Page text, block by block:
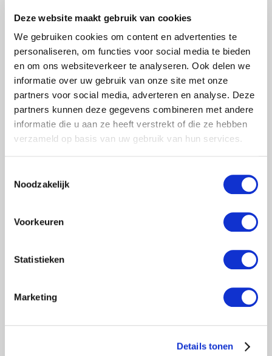
Deze website maakt gebruik van cookies
We gebruiken cookies om content en advertenties te
personaliseren, om functies voor social media te bieden
en om ons websiteverkeer te analyseren. Ook delen we
informatie over uw gebruik van onze site met onze
partners voor social media, adverteren en analyse. Deze
partners kunnen deze gegevens combineren met andere
informatie die u aan ze heeft verstrekt of die ze hebben
verzameld op basis van uw gebruik van hun services.
Noodzakelijk
Voorkeuren
Statistieken
Marketing
Details tonen